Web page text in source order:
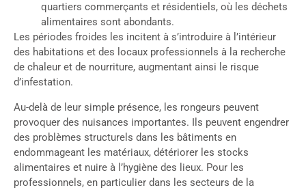
quartiers commerçants et résidentiels, où les déchets
alimentaires sont abondants.
Les périodes froides les incitent à s’introduire à l’intérieur
des habitations et des locaux professionnels à la recherche
de chaleur et de nourriture, augmentant ainsi le risque
d’infestation.
Au-delà de leur simple présence, les rongeurs peuvent
provoquer des nuisances importantes. Ils peuvent engendrer
des problèmes structurels dans les bâtiments en
endommageant les matériaux, détériorer les stocks
alimentaires et nuire à l’hygiène des lieux. Pour les
professionnels, en particulier dans les secteurs de la